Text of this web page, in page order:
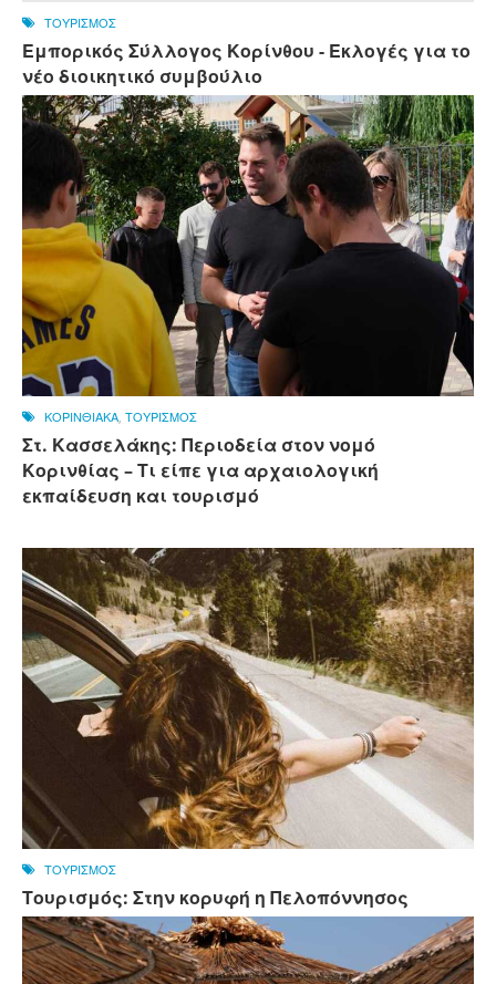
ΤΟΥΡΙΣΜΟΣ
Εμπορικός Σύλλογος Κορίνθου - Εκλογές για το
νέο διοικητικό συμβούλιο
ΚΟΡΙΝΘΙΑΚΑ ΤΟΥΡΙΣΜΟΣ
Στ. Κασσελάκης: Περιοδεία στον νομό
Κορινθίας – Τι είπε για αρχαιολογική
εκπαίδευση και τουρισμό
ΤΟΥΡΙΣΜΟΣ
Τουρισμός: Στην κορυφή η Πελοπόννησος